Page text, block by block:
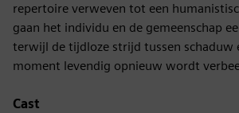
repertoire verweven tot een
gaan het individu en de gemeenschap
terwijl de tijdloze strijd tussen schaduw
moment levendig opnieuw wordt
Cast